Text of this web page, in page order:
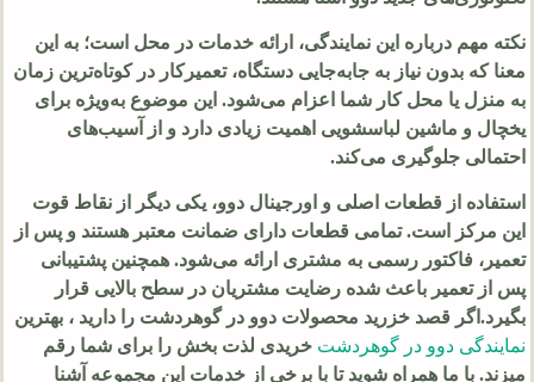
نکته مهم درباره این نمایندگی، ارائه خدمات در محل است؛ به این
معنا که بدون نیاز به جابه‌جایی دستگاه، تعمیرکار در کوتاه‌ترین زمان
به منزل یا محل کار شما اعزام می‌شود. این موضوع به‌ویژه برای
یخچال و ماشین لباسشویی اهمیت زیادی دارد و از آسیب‌های
احتمالی جلوگیری می‌کند.
استفاده از قطعات اصلی و اورجینال دوو، یکی دیگر از نقاط قوت
این مرکز است. تمامی قطعات دارای ضمانت معتبر هستند و پس از
تعمیر، فاکتور رسمی به مشتری ارائه می‌شود. همچنین پشتیبانی
پس از تعمیر باعث شده رضایت مشتریان در سطح بالایی قرار
بگیرد.اگر قصد خزرید محصولات دوو در گوهردشت را دارید ، بهترین
نمایندگی دوو در گوهردشت خریدی لذت بخش را برای شما رقم
میزند. با ما همراه شوید تا با برخی از خدمات این مجموعه آشنا